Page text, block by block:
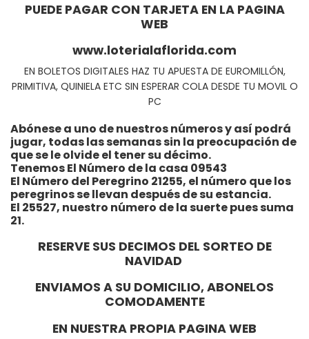
PUEDE PAGAR CON TARJETA EN LA PAGINA
WEB
www.loterialaflorida.com
EN BOLETOS DIGITALES HAZ TU APUESTA DE EUROMILLÓN,
PRIMITIVA, QUINIELA ETC SIN ESPERAR COLA DESDE TU MOVIL O
PC
Abónese a uno de nuestros números y así podrá
jugar, todas las semanas sin la preocupación de
que se le olvide el tener su décimo.
Tenemos El Número de la casa 09543
El Número del Peregrino 21255, el número que los
peregrinos se llevan después de su estancia.
El 25527, nuestro número de la suerte pues suma
21.
RESERVE SUS DECIMOS DEL SORTEO DE
NAVIDAD
ENVIAMOS A SU DOMICILIO, ABONELOS
COMODAMENTE
EN NUESTRA PROPIA PAGINA WEB